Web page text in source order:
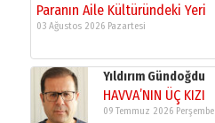
Paranın Aile Kültüründeki Yeri
03 Ağustos 2026 Pazartesi
Yıldırım Gündoğdu
HAVVA’NIN ÜÇ KIZI
09 Temmuz 2026 Perşembe